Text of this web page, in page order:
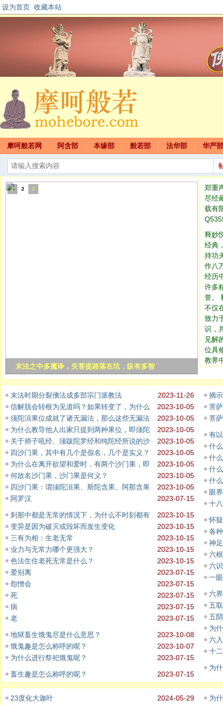
设为首页 收藏本站
摩呵般若网 阿含部 本缘部 般若部 法华部 华严部
末法之中多魔诤，失菩提路落在坑，纵有多智
1 2 3
郑重
尽经
载有
释妙
经典
持功
作八
经历
许多
誉。
不仅
致力
识，
见解
位具
教界
2023-11-26
末法时期分裂佛法成多部宗门派教法
2023-10-05
信解脱会转根为见道吗？如果转变了，为什么
2023-10-05
须陀洹果位成就了诸无漏法，那么这些无漏法
2023-10-05
为什么教导他人出家只提到两种果位，即须陀
2023-10-05
关于师子吼经、须跋陀罗经和纯陀经所说的沙
2023-10-05
四沙门果，其中有几个是假名，几个是实义？
2023-10-05
为什么在离开欲望和爱时，有两个沙门果，即
2023-10-05
何故名沙门果，沙门果是何义？
2023-10-05
四沙门果：谓须陀洹果、斯陀含果、阿那含果
2023-07-15
阿罗汉
2023-10-15
刹那中都是无常的情况下，为什么不时刻都有
2023-10-15
变异是因为破灭或毁坏而发生变化
2023-10-15
三有为相：生老无常
2023-10-15
业力与无常力哪个更强大？
2023-10-15
色法生住老死无常是什么？
2023-07-15
爱别离
2023-07-15
怨憎会
2023-07-15
死
2023-07-15
病
2023-07-15
老
2023-10-08
地狱畜生饿鬼尽是什么意思？
2023-10-07
饿鬼趣是怎么称呼的呢？
2023-07-15
为什么进行祭祀饿鬼呢？
2023-07-15
畜生趣是怎么称呼的呢？
摘
菩
菩萨
有
什
什
什
什
眼
十
怀
各
神
六
六
一
六
五
五
为
六
十
为
2024-05-29
23度化大迦叶
为